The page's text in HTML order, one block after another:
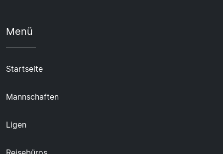
Menü
Startseite
Mannschaften
Ligen